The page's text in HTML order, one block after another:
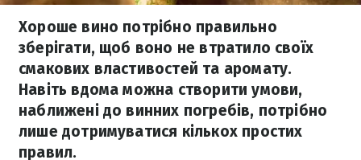
Хороше вино потрібно правильно
зберігати, щоб воно не втратило своїх
смакових властивостей та аромату.
Навіть вдома можна створити умови,
наближені до винних погребів, потрібно
лише дотримуватися кількох простих
правил.